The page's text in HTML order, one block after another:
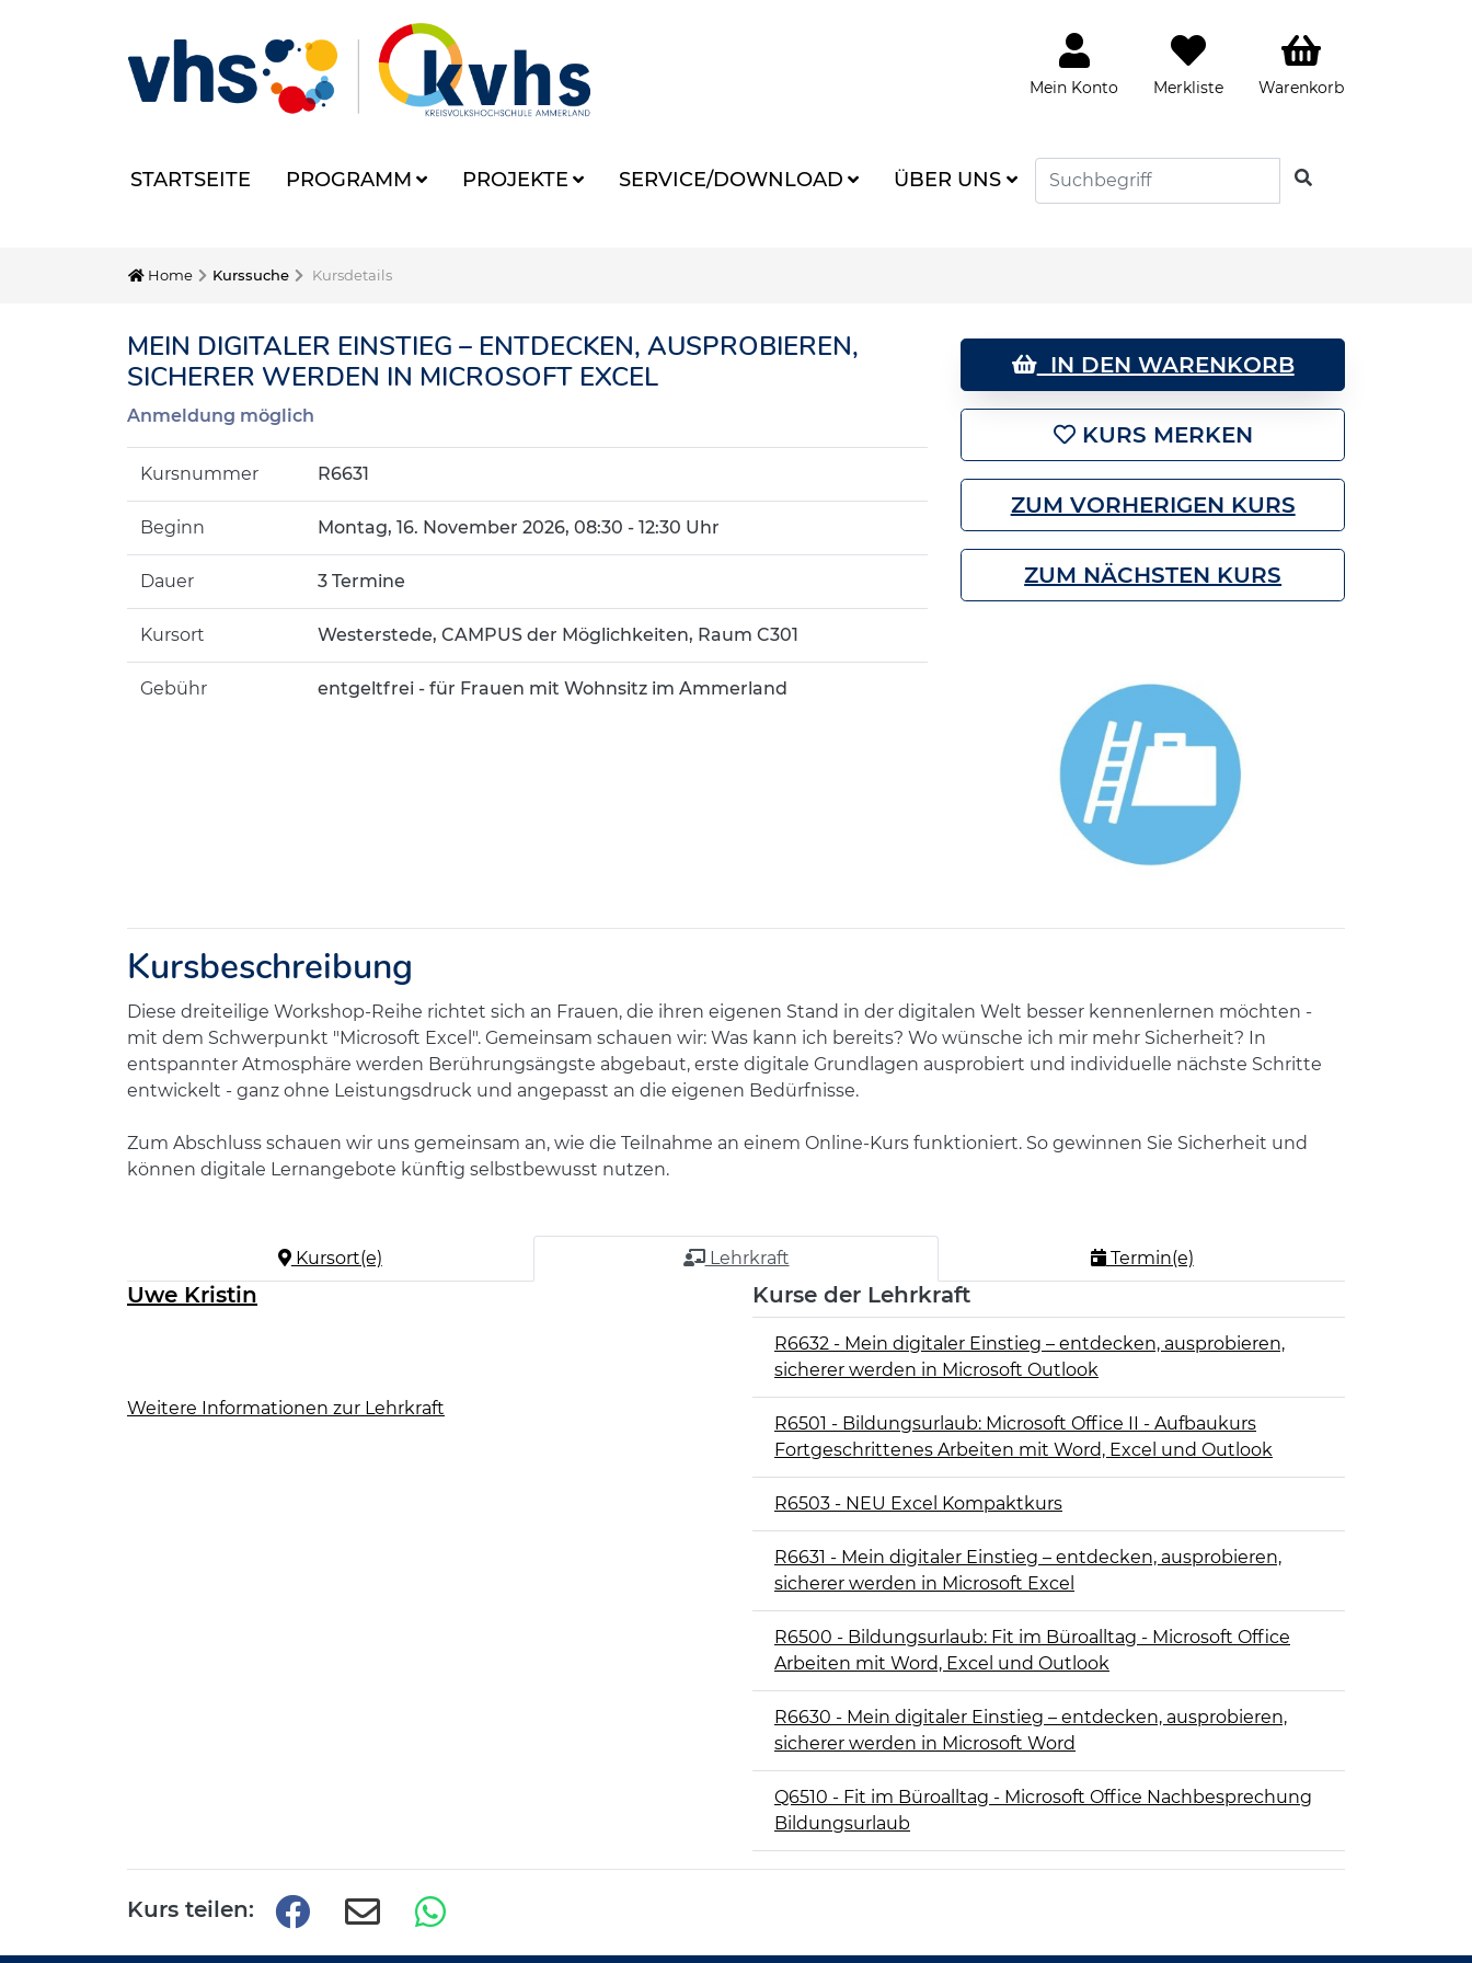
Mein Konto Merkliste Warenkorb
STARTSEITE PROGRAMM PROJEKTE SERVICE/DOWNLOAD ÜBER UNS SUCHEN
Home Kurssuche Kursdetails
MEIN DIGITALER EINSTIEG – ENTDECKEN, AUSPROBIEREN,
SICHERER WERDEN IN MICROSOFT EXCEL
Anmeldung möglich
Kursnummer R6631
Beginn Montag, 16. November 2026, 08:30 - 12:30 Uhr
Dauer 3 Termine
Kursort Westerstede, CAMPUS der Möglichkeiten, Raum C301
Gebühr entgeltfrei - für Frauen mit Wohnsitz im Ammerland
IN DEN WARENKORB
KURS MERKEN
ZUM VORHERIGEN KURS
ZUM NÄCHSTEN KURS
Kursbeschreibung
Diese dreiteilige Workshop-Reihe richtet sich an Frauen, die ihren eigenen Stand in der digitalen Welt besser kennenlernen möchten -
mit dem Schwerpunkt "Microsoft Excel". Gemeinsam schauen wir: Was kann ich bereits? Wo wünsche ich mir mehr Sicherheit? In
entspannter Atmosphäre werden Berührungsängste abgebaut, erste digitale Grundlagen ausprobiert und individuelle nächste Schritte
entwickelt - ganz ohne Leistungsdruck und angepasst an die eigenen Bedürfnisse.
Zum Abschluss schauen wir uns gemeinsam an, wie die Teilnahme an einem Online-Kurs funktioniert. So gewinnen Sie Sicherheit und
können digitale Lernangebote künftig selbstbewusst nutzen.
Kursort(e) Lehrkraft Termin(e)
Uwe Kristin
Weitere Informationen zur Lehrkraft
Kurse der Lehrkraft
R6632 - Mein digitaler Einstieg – entdecken, ausprobieren,
sicherer werden in Microsoft Outlook
R6501 - Bildungsurlaub: Microsoft Office II - Aufbaukurs
Fortgeschrittenes Arbeiten mit Word, Excel und Outlook
R6503 - NEU Excel Kompaktkurs
R6631 - Mein digitaler Einstieg – entdecken, ausprobieren,
sicherer werden in Microsoft Excel
R6500 - Bildungsurlaub: Fit im Büroalltag - Microsoft Office
Arbeiten mit Word, Excel und Outlook
R6630 - Mein digitaler Einstieg – entdecken, ausprobieren,
sicherer werden in Microsoft Word
Q6510 - Fit im Büroalltag - Microsoft Office Nachbesprechung
Bildungsurlaub
Kurs teilen: